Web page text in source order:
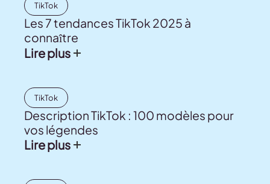
TikTok
Les 7 tendances TikTok 2025 à
connaître
Lire plus
TikTok
Description TikTok : 100 modèles pour
vos légendes
Lire plus